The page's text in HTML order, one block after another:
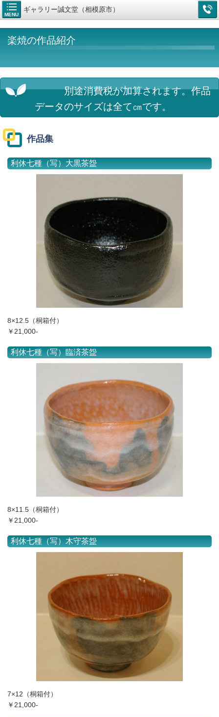
MENU
ギャラリー誠文堂（相模原市）
楽焼の作品紹介
別途消費税が加算されます。作品
データのサイズは全て㎝です。
作品集
利休七種（写）大黒茶盌
8×12.5（桐箱付）
￥21,000-
利休七種（写）臨済茶盌
8×11.5（桐箱付）
￥21,000-
利休七種（写）木守茶盌
7×12（桐箱付）
￥21,000-